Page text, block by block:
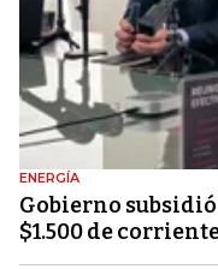
ENERGÍA
Gobierno
$1.500 de